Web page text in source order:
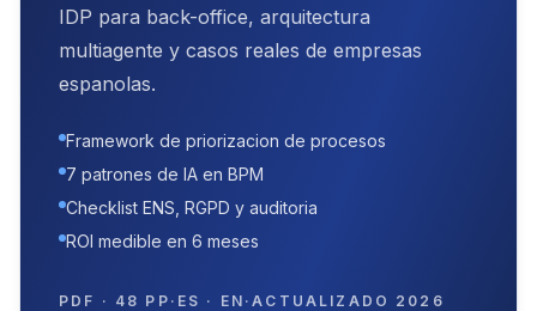
IDP para back-office, arquitectura
multiagente y casos reales de empresas
espanolas.
Framework de priorizacion de procesos
7 patrones de IA en BPM
Checklist ENS, RGPD y auditoria
ROI medible en 6 meses
PDF · 48 PP · ES · EN ·ACTUALIZADO 2026